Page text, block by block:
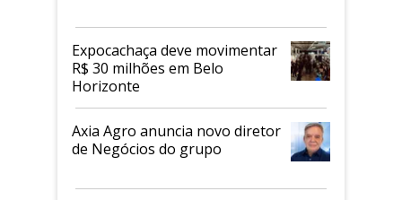
Expocachaça deve movimentar
R$ 30 milhões em Belo
Horizonte
Axia Agro anuncia novo diretor
de Negócios do grupo